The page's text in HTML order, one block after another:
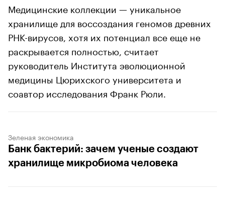
Медицинские коллекции — уникальное
хранилище для воссоздания геномов древних
РНК-вирусов, хотя их потенциал все еще не
раскрывается полностью, считает
руководитель Института эволюционной
медицины Цюрихского университета и
соавтор исследования Франк Рюли.
Зеленая экономика
Банк бактерий: зачем ученые создают
хранилище микробиома человека